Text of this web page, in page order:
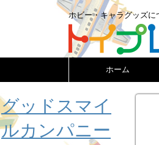
ホビー・キャラグッズに
ホーム
グッドスマイ
ルカンパニー